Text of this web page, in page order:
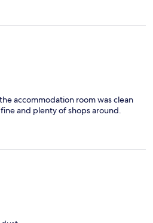
accommodation room was clean
and plenty of shops around.